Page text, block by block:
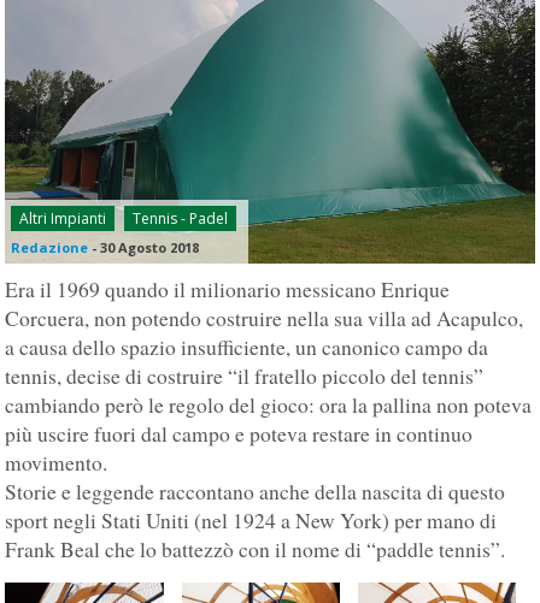
Altri Impianti Tennis - Padel
Redazione -30 Agosto 2018
Era il 1969 quando il milionario messicano Enrique
Corcuera, non potendo costruire nella sua villa ad Acapulco,
a causa dello spazio insufficiente, un canonico campo da
tennis, decise di costruire “il fratello piccolo del tennis”
cambiando però le regolo del gioco: ora la pallina non poteva
più uscire fuori dal campo e poteva restare in continuo
movimento.
Storie e leggende raccontano anche della nascita di questo
sport negli Stati Uniti (nel 1924 a New York) per mano di
Frank Beal che lo battezzò con il nome di “paddle tennis”.